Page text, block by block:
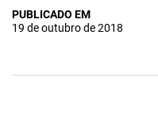
PUBLICADO EM
19 de outubro de 2018